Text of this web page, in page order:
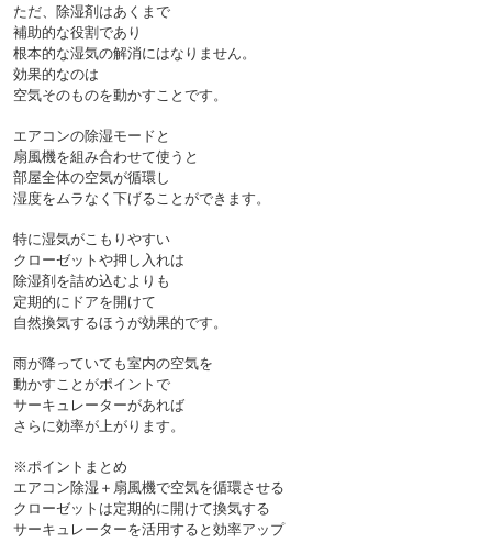
ただ、除湿剤はあくまで
補助的な役割であり
根本的な湿気の解消にはなりません。
効果的なのは
空気そのものを動かすことです。
エアコンの除湿モードと
扇風機を組み合わせて使うと
部屋全体の空気が循環し
湿度をムラなく下げることができます。
特に湿気がこもりやすい
クローゼットや押し入れは
除湿剤を詰め込むよりも
定期的にドアを開けて
自然換気するほうが効果的です。
雨が降っていても室内の空気を
動かすことがポイントで
サーキュレーターがあれば
さらに効率が上がります。
※ポイントまとめ
エアコン除湿＋扇風機で空気を循環させる
クローゼットは定期的に開けて換気する
サーキュレーターを活用すると効率アップ